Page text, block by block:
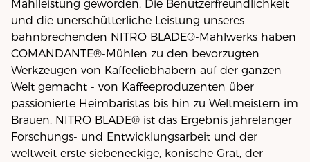
Mahlleistung geworden. Die Benutzerfreundlichkeit
und die unerschütterliche Leistung unseres
bahnbrechenden NITRO BLADE®-Mahlwerks haben
COMANDANTE®-Mühlen zu den bevorzugten
Werkzeugen von Kaffeeliebhabern auf der ganzen
Welt gemacht - von Kaffeeproduzenten über
passionierte Heimbaristas bis hin zu Weltmeistern im
Brauen. NITRO BLADE® ist das Ergebnis jahrelanger
Forschungs- und Entwicklungsarbeit und der
weltweit erste siebeneckige, konische Grat, der